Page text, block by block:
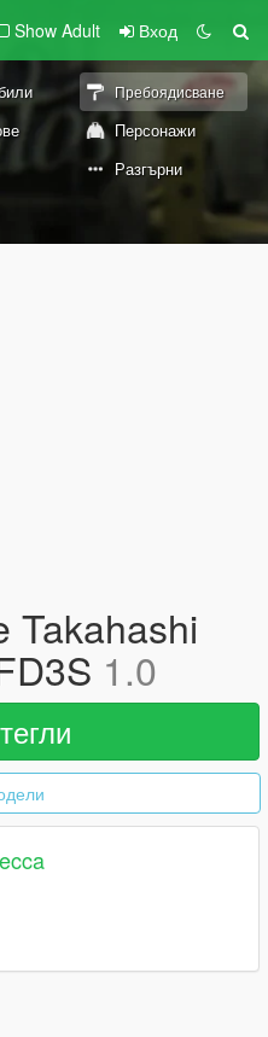
Show Adult Вход
Пребоядисване
Персонажи
Разгърни
Takahashi
1.0